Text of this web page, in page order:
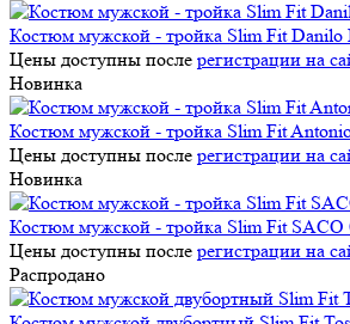
Костюм мужской - тройка Slim Fit Danilo
Цены доступны после регистрации на
Новинка
Костюм мужской - тройка Slim Fit
Цены доступны после регистрации на
Новинка
Костюм мужской - тройка Slim Fit SACO
Цены доступны после регистрации на
Распродано